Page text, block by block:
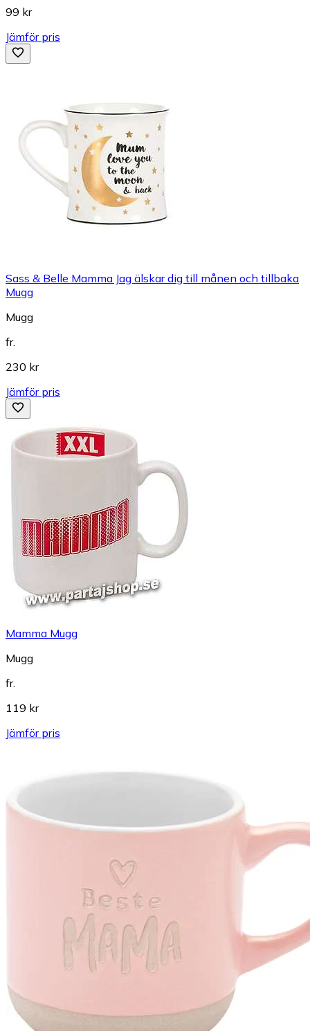
99 kr
Jämför pris
Sass & Belle Mamma Jag älskar dig till månen och tillbaka
Mugg
Mugg
fr.
230 kr
Jämför pris
Mamma Mugg
Mugg
fr.
119 kr
Jämför pris